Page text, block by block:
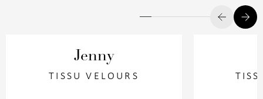
Jenny
TISSU VELOURS